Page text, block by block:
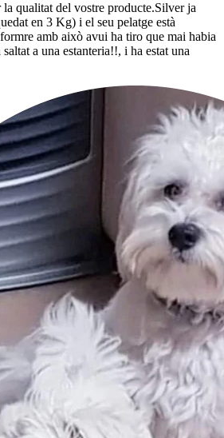
qualitat del vostre producte.Silver ja
en 3 Kg) i el seu pelatge està
amb això avui ha tiro que mai habia
a una estanteria!!, i ha estat una